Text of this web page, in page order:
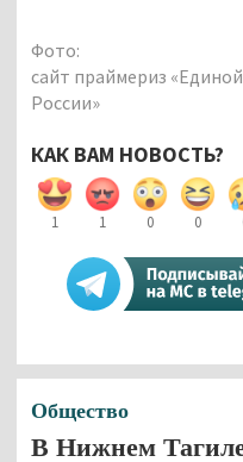
Фото:
сайт праймериз «Единой
России»
КАК ВАМ НОВОСТЬ?
1 1 0 0
Общество
В Нижнем